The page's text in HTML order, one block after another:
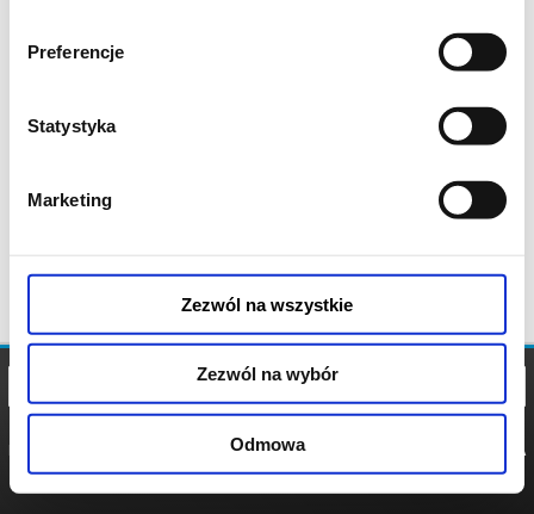
Preferencje
Statystyka
Marketing
Zezwól na wszystkie
Zezwól na wybór
Odmowa
POLITYKA
POLITYKA